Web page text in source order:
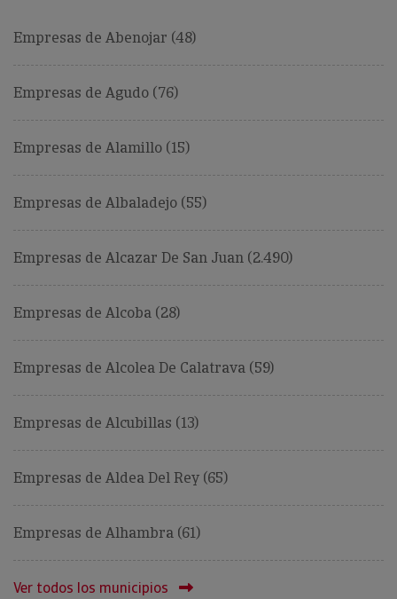
Empresas de Abenojar (48)
Empresas de Agudo (76)
Empresas de Alamillo (15)
Empresas de Albaladejo (55)
Empresas de Alcazar De San Juan (2.490)
Empresas de Alcoba (28)
Empresas de Alcolea De Calatrava (59)
Empresas de Alcubillas (13)
Empresas de Aldea Del Rey (65)
Empresas de Alhambra (61)
Ver todos los municipios